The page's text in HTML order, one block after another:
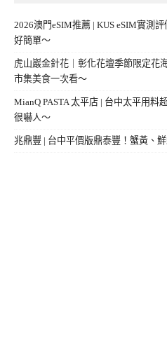
2026澳門eSIM推薦 | KUS eSIM實測
好簡單～
虎山巖金針花｜彰化花壇季節限定花
市集美食一次看～
MianQ PASTA 太平店 | 台中太平用料
很嚇人～
兆鼎豐 | 台中平價版鼎泰豐！蟹黃、